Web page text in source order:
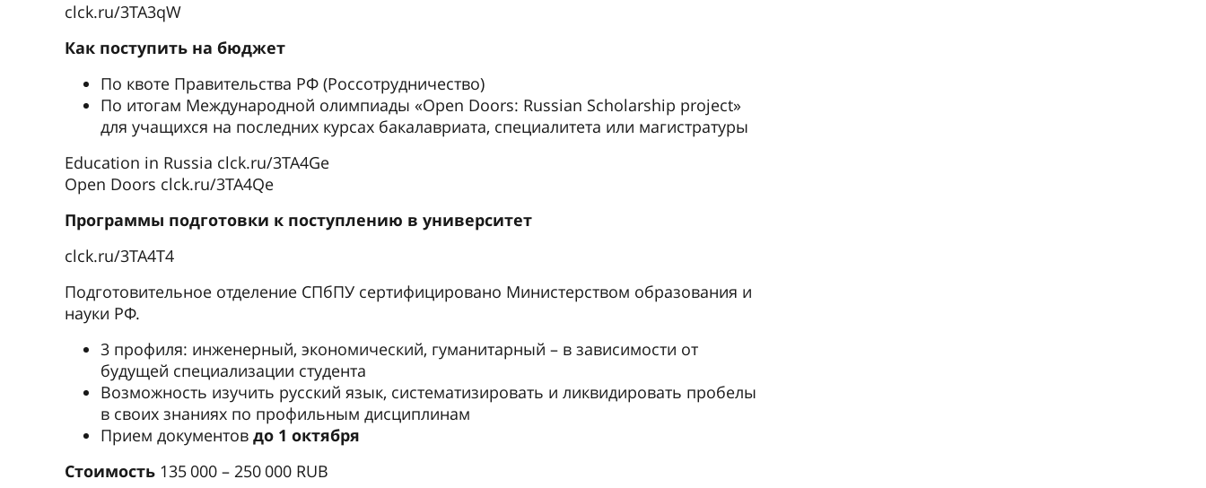
clck.ru/3TA3qW
Как поступить на бюджет
По квоте Правительства РФ (Россотрудничество)
По итогам Международной олимпиады «Open Doors: Russian Scholarship project»
для учащихся на последних курсах бакалавриата, специалитета или магистратуры
Education in Russia clck.ru/3TA4Ge
Open Doors clck.ru/3TA4Qe
Программы подготовки к поступлению в университет
clck.ru/3TA4T4
Подготовительное отделение СПбПУ сертифицировано Министерством образования и
науки РФ.
3 профиля: инженерный, экономический, гуманитарный – в зависимости от
будущей специализации студента
Возможность изучить русский язык, систематизировать и ликвидировать пробелы
в своих знаниях по профильным дисциплинам
Прием документов до 1 октября
Стоимость 135 000 – 250 000 RUB